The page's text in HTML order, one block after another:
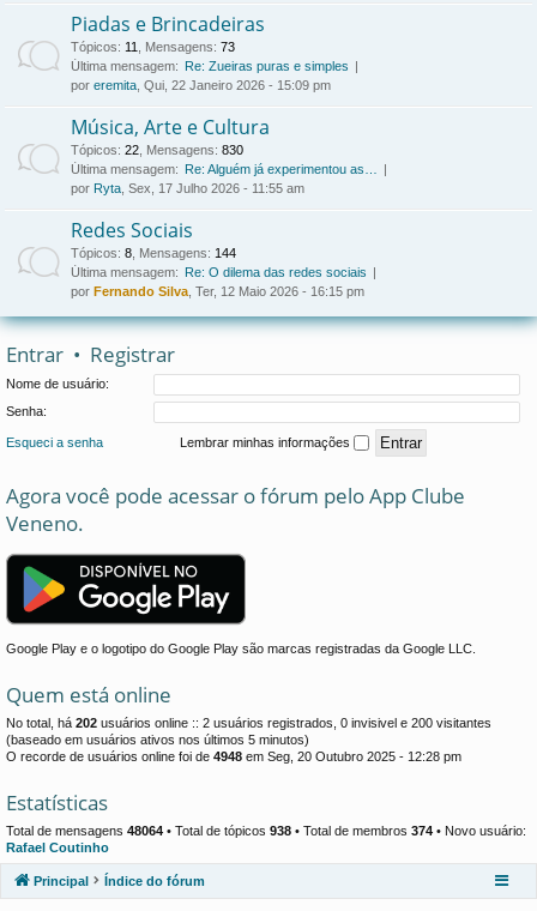
Piadas e Brincadeiras
Tópicos: 11, Mensagens: 73
Última mensagem:
Re: Zueiras puras e simples
por eremita, Qui, 22 Janeiro 2026 - 15:09 pm
Música, Arte e Cultura
Tópicos: 22, Mensagens: 830
Última mensagem:
Re: Alguém já experimentou as…
por Ryta, Sex, 17 Julho 2026 - 11:55 am
Redes Sociais
Tópicos: 8, Mensagens: 144
Última mensagem:
Re: O dilema das redes sociais
por Fernando Silva, Ter, 12 Maio 2026 - 16:15 pm
Entrar • Registrar
Nome de usuário:
Senha:
Esqueci a senha Lembrar minhas informações
Agora você pode acessar o fórum pelo App Clube
Veneno.
Google Play e o logotipo do Google Play são marcas registradas da Google LLC.
Quem está online
No total, há 202 usuários online :: 2 usuários registrados, 0 invisivel e 200 visitantes
(baseado em usuários ativos nos últimos 5 minutos)
O recorde de usuários online foi de 4948 em Seg, 20 Outubro 2025 - 12:28 pm
Estatísticas
Total de mensagens 48064 • Total de tópicos 938 • Total de membros 374 • Novo usuário:
Rafael Coutinho
Principal Índice do fórum